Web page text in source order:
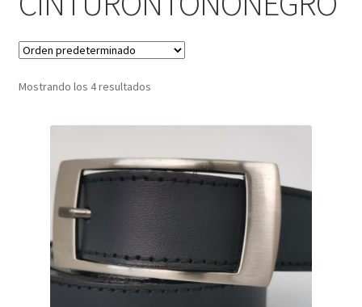
Pisabilletes
sombreros
Mostrando los 4 resultados